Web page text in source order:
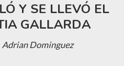
Y SE LLEVÓ EL
GALLARDA
Adrian Dominguez